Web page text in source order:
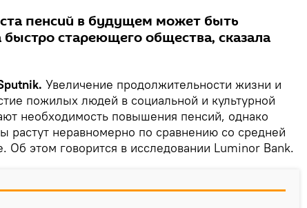
пенсий в будущем может быть
быстро стареющего общества, сказала
Увеличение продолжительности жизни и
пожилых людей в социальной и культурной
необходимость повышения пенсий, однако
растут неравномерно по сравнению со средней
Об этом говорится в исследовании Luminor Bank.